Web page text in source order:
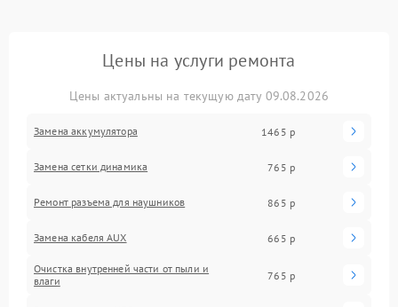
Цены на услуги ремонта
Цены актуальны на текущую дату 09.08.2026
Замена аккумулятора 1465 р
Замена сетки динамика 765 р
Ремонт разъема для наушников 865 р
Замена кабеля AUX 665 р
Очистка внутренней части от пыли и
влаги
765 р